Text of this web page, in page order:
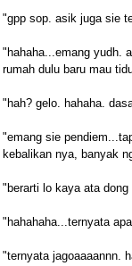
"gpp sop. asik juga sie
"hahaha...emang yudh.
rumah dulu baru mau
"hah? gelo. hahaha.
"emang sie
kebalikan nya, banyak
"berarti lo kaya ata
"hahahaha...ternyata
"ternyata jagoaaaannn.